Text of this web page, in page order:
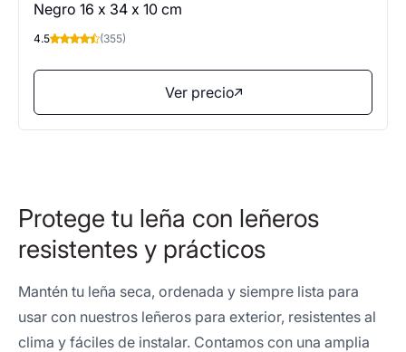
Negro 16 x 34 x 10 cm
4.5 (355)
Ver precio
Protege tu leña con leñeros
resistentes y prácticos
Mantén tu leña seca, ordenada y siempre lista para
usar con nuestros leñeros para exterior, resistentes al
clima y fáciles de instalar. Contamos con una amplia